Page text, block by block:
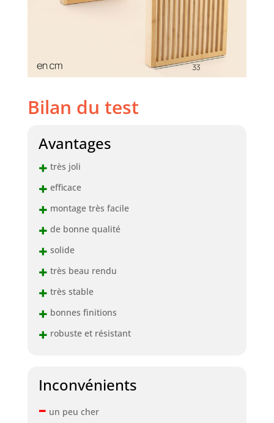
Bilan du test
Avantages
+ très joli
+ efficace
+ montage très facile
+ de bonne qualité
+ solide
+ très beau rendu
+ très stable
+ bonnes finitions
+ robuste et résistant
Inconvénients
– un peu cher